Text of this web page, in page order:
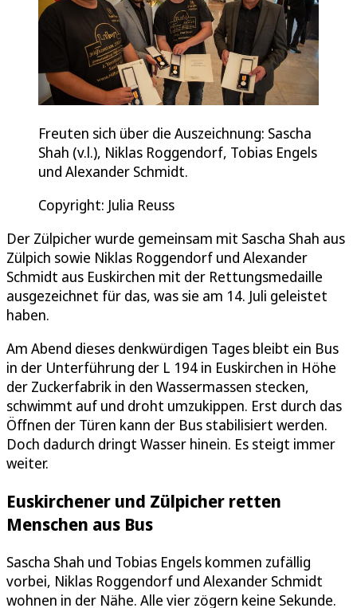
Freuten sich über die Auszeichnung: Sascha
Shah (v.l.), Niklas Roggendorf, Tobias Engels
und Alexander Schmidt.
Copyright: Julia Reuss
Der Zülpicher wurde gemeinsam mit Sascha Shah aus
Zülpich sowie Niklas Roggendorf und Alexander
Schmidt aus Euskirchen mit der Rettungsmedaille
ausgezeichnet für das, was sie am 14. Juli geleistet
haben.
Am Abend dieses denkwürdigen Tages bleibt ein Bus
in der Unterführung der L 194 in Euskirchen in Höhe
der Zuckerfabrik in den Wassermassen stecken,
schwimmt auf und droht umzukippen. Erst durch das
Öffnen der Türen kann der Bus stabilisiert werden.
Doch dadurch dringt Wasser hinein. Es steigt immer
weiter.
Euskirchener und Zülpicher retten
Menschen aus Bus
Sascha Shah und Tobias Engels kommen zufällig
vorbei, Niklas Roggendorf und Alexander Schmidt
wohnen in der Nähe. Alle vier zögern keine Sekunde.